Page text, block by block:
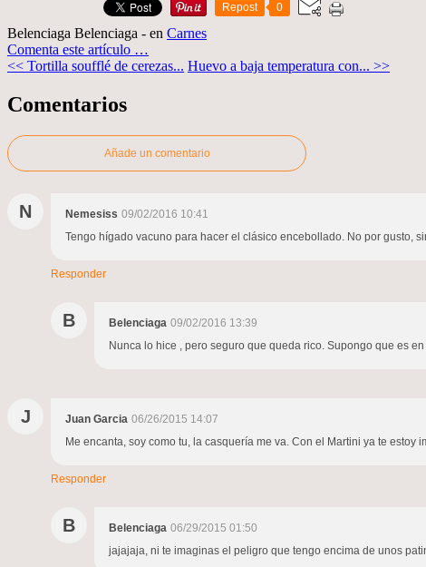
Repost 0
Belenciaga Belenciaga - en Carnes
Comenta este artículo …
<< Tortilla soufflé de cerezas... Huevo a baja temperatura con... >>
Comentarios
Añade un comentario
N Nemesiss 09/02/2016 10:41
Tengo hígado vacuno para hacer el clásico encebollado. No por gusto,
Responder
B Belenciaga 09/02/2016 13:39
Nunca lo hice , pero seguro que queda rico. Supongo que es
J Juan Garcia 06/26/2015 14:07
Me encanta, soy como tu, la casquería me va. Con el Martini ya te
Responder
B Belenciaga 06/29/2015 01:50
jajajaja, ni te imaginas el peligro que tengo encima de unos